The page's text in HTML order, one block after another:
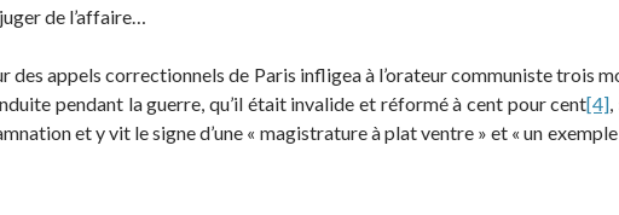
de l’affaire…
des appels correctionnels de Paris infligea à l’orateur communiste trois
pendant la guerre, qu’il était invalide et réformé à cent pour cent[4]
et y vit le signe d’une « magistrature à plat ventre » et « un